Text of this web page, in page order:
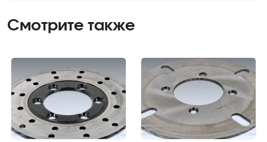
Смотрите также